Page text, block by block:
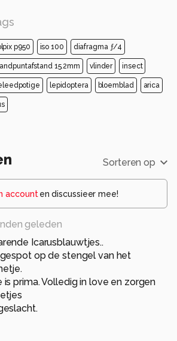
p950 iso 100 diafragma ƒ/4
15.2mm vlinder insect
lepidoptera bloemblad arica
Sorteren op
account en discussieer mee!
geleden
Icarusblauwtjes..
op de stengel van het
is prima. Volledig in love en zorgen